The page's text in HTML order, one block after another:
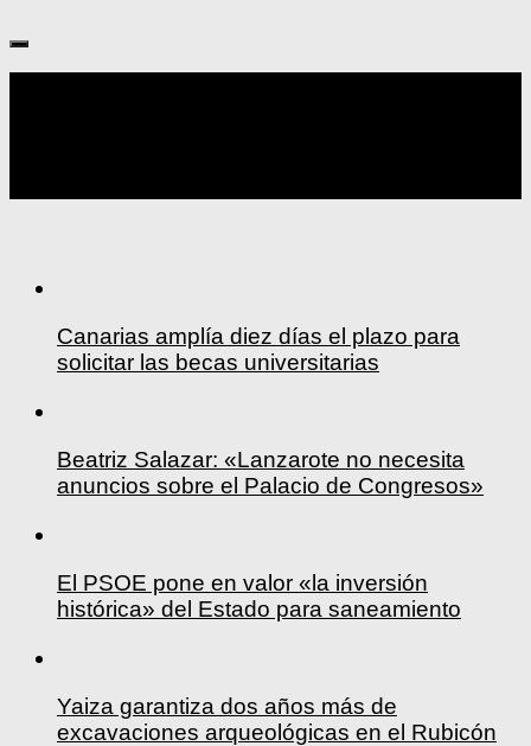
Canarias amplía diez días el plazo para
solicitar las becas universitarias
Beatriz Salazar: «Lanzarote no necesita
anuncios sobre el Palacio de Congresos»
El PSOE pone en valor «la inversión
histórica» del Estado para saneamiento
Yaiza garantiza dos años más de
excavaciones arqueológicas en el Rubicón